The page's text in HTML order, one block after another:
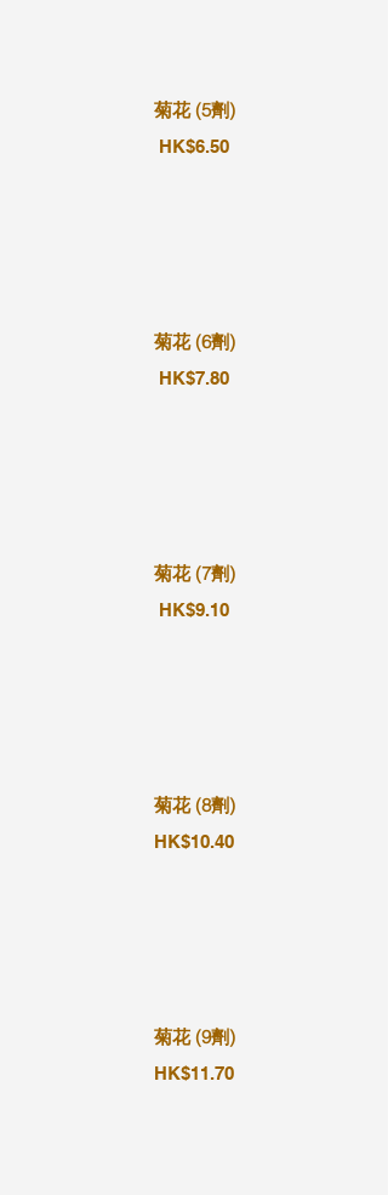
菊花 (5劑)
HK$6.50
菊花 (6劑)
HK$7.80
菊花 (7劑)
HK$9.10
菊花 (8劑)
HK$10.40
菊花 (9劑)
HK$11.70